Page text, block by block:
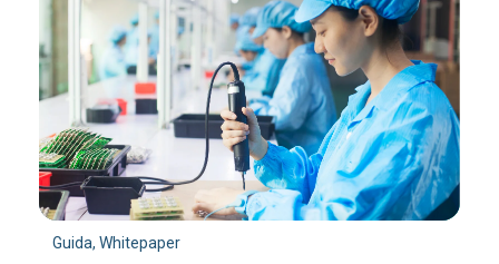
Guida, Whitepaper